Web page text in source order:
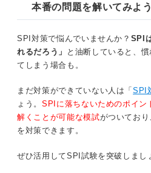
本番の問題を解いてみよう
SPI対策で悩んでいませんか？ SPI
れるだろう」
と油断していると、
てしまう場合も。
まだ対策ができていない人は「SPI
ょう。 SPIに落ちないためのポイン
解くことが可能な模試がついてお
を対策できます。
ぜひ活用してSPI試験を突破しまし